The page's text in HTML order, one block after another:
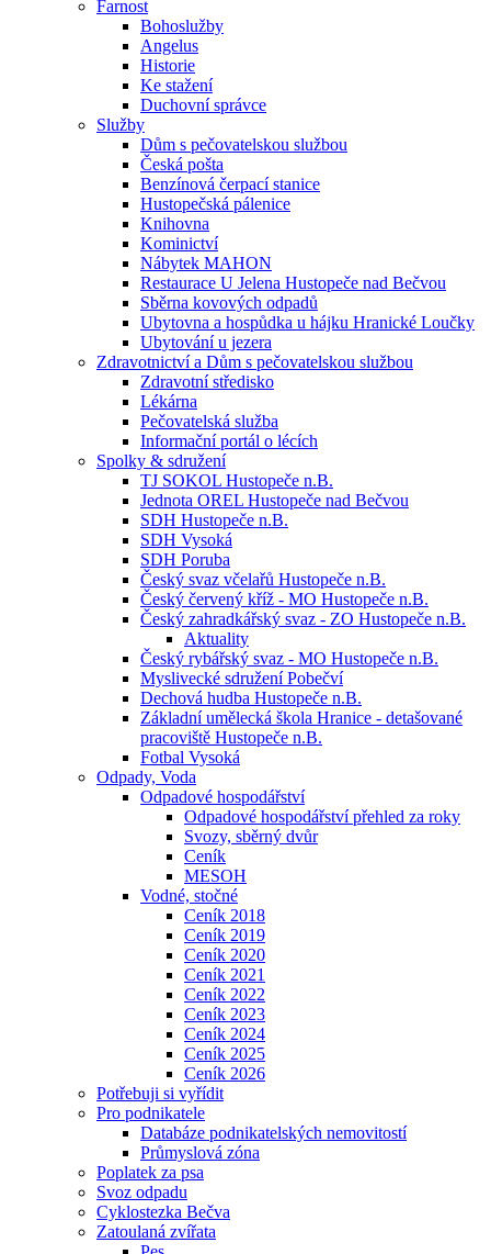
Farnost
Bohoslužby
Angelus
Historie
Ke stažení
Duchovní správce
Služby
Dům s pečovatelskou službou
Česká pošta
Benzínová čerpací stanice
Hustopečská pálenice
Knihovna
Kominictví
Nábytek MAHON
Restaurace U Jelena Hustopeče nad Bečvou
Sběrna kovových odpadů
Ubytovna a hospůdka u hájku Hranické Loučky
Ubytování u jezera
Zdravotnictví a Dům s pečovatelskou službou
Zdravotní středisko
Lékárna
Pečovatelská služba
Informační portál o lécích
Spolky & sdružení
TJ SOKOL Hustopeče n.B.
Jednota OREL Hustopeče nad Bečvou
SDH Hustopeče n.B.
SDH Vysoká
SDH Poruba
Český svaz včelařů Hustopeče n.B.
Český červený kříž - MO Hustopeče n.B.
Český zahradkářský svaz - ZO Hustopeče n.B.
Aktuality
Český rybářský svaz - MO Hustopeče n.B.
Myslivecké sdružení Pobečví
Dechová hudba Hustopeče n.B.
Základní umělecká škola Hranice - detašované
pracoviště Hustopeče n.B.
Fotbal Vysoká
Odpady, Voda
Odpadové hospodářství
Odpadové hospodářství přehled za roky
Svozy, sběrný dvůr
Ceník
MESOH
Vodné, stočné
Ceník 2018
Ceník 2019
Ceník 2020
Ceník 2021
Ceník 2022
Ceník 2023
Ceník 2024
Ceník 2025
Ceník 2026
Potřebuji si vyřídit
Pro podnikatele
Databáze podnikatelských nemovitostí
Průmyslová zóna
Poplatek za psa
Svoz odpadu
Cyklostezka Bečva
Zatoulaná zvířata